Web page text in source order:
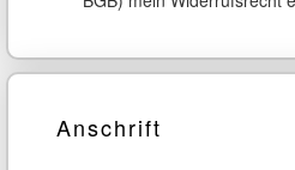
Anschrift